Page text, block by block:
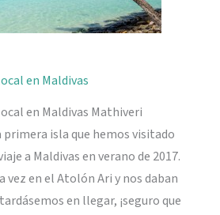
en Maldivas
en Maldivas Mathiveri
isla que hemos visitado
a Maldivas en verano de 2017.
vez en el Atolón Ari y nos daban
en llegar, ¡seguro que